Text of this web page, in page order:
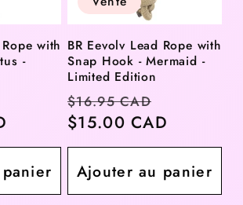
with
-
soldé
BR Eevolv Lead Rope with
Snap Hook - Mermaid -
Limited Edition
Prix
habituel
$16.95 CAD
soldé
$15.00 CAD
Ajouter au panier